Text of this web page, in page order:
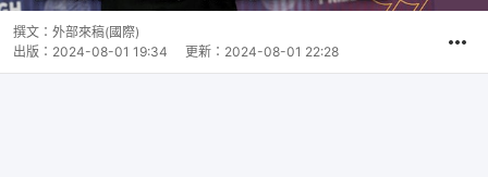
撰文： 外部來稿(國際)
出版： 2024-08-01 19:34 更新： 2024-08-01 22:28